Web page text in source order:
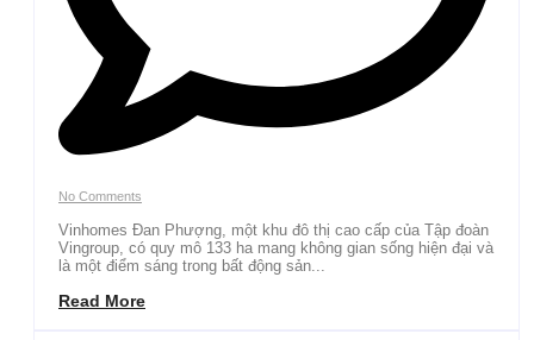
No Comments
Vinhomes Đan Phượng, một khu đô thị cao cấp của Tập đoàn
Vingroup, có quy mô 133 ha mang không gian sống hiện đại và
là một điểm sáng trong bất động sản...
Read More